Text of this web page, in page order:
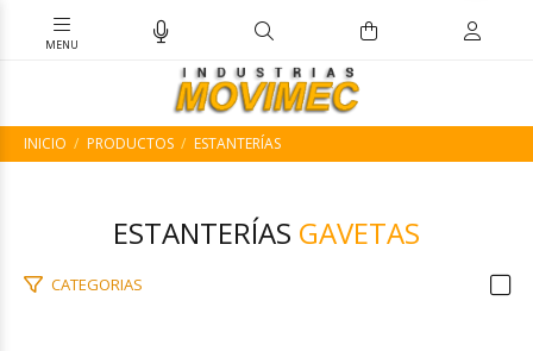
INICIO PRODUCTOS ESTANTERÍAS
ESTANTERÍAS GAVETAS
CATEGORIAS